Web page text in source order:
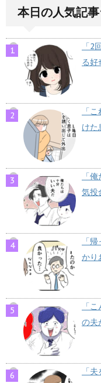
本日の人気記
「2
る好
「
けた
「
気投
「
かり
「
の夫
「